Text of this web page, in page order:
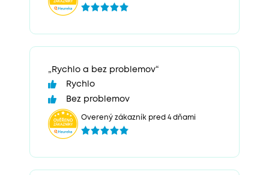
„Rychlo a bez problemov“
Rychlo
Bez problemov
Overený zákazník pred 4 dňami